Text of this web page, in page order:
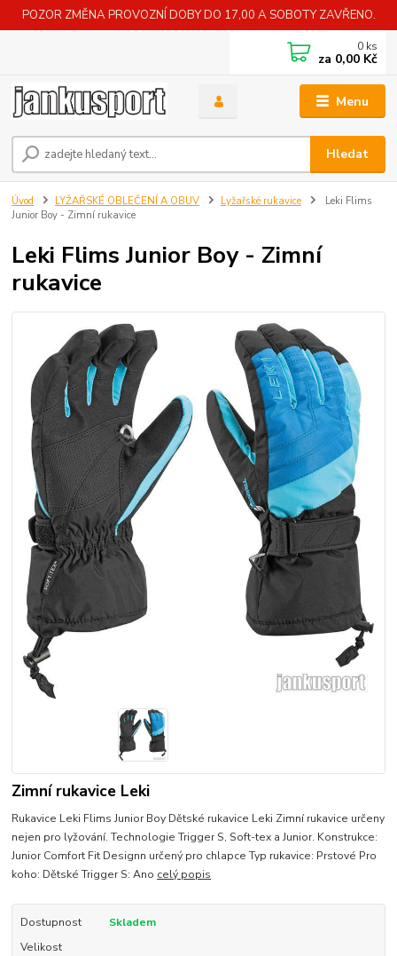
POZOR ZMĚNA PROVOZNÍ DOBY DO 17,00 A SOBOTY ZAVŘENO.
Menu
Hledat
0 ks
za 0,00 Kč
Úvod LYŽAŘSKÉ OBLEČENÍ A OBUV Lyžařské rukavice
Leki Flims
Junior Boy - Zimní rukavice
Leki Flims Junior Boy - Zimní
rukavice
Zimní rukavice Leki
Rukavice Leki Flims Junior Boy Dětské rukavice Leki Zimní rukavice určeny
nejen pro lyžování. Technologie Trigger S, Soft-tex a Junior. Konstrukce:
Junior Comfort Fit Designn určený pro chlapce Typ rukavice: Prstové Pro
koho: Dětské Trigger S: Ano celý popis
Dostupnost
Skladem
Velikost